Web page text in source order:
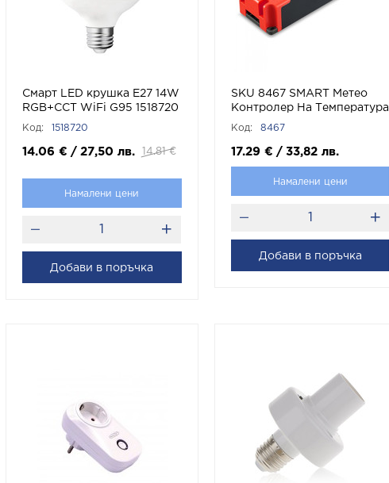
Смарт LED крушка E27 14W
RGB+CCT WiFi G95 1518720
VITO
Код: 1518720
14.06 € / 27,50 лв. 14.81 €
Намалени цени
Добави в поръчка
SKU 8467 SMART Метео
Контролер На Температура
и Влажност 16А с марка V-
Код: 8467
17.29 € / 33,82 лв.
Намалени цени
Добави в поръчка